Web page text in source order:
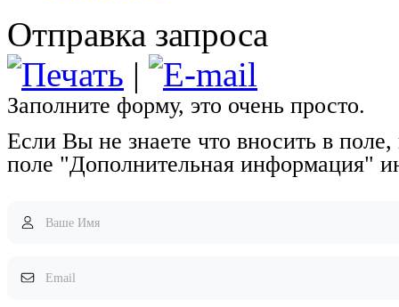
Отправка запроса
|
Заполните форму, это очень просто.
Если Вы не знаете что вносить в
поле "Дополнительная информация"